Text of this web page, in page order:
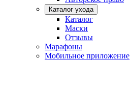
Каталог ухода
Каталог
Маски
Отзывы
Марафоны
Мобильное приложение